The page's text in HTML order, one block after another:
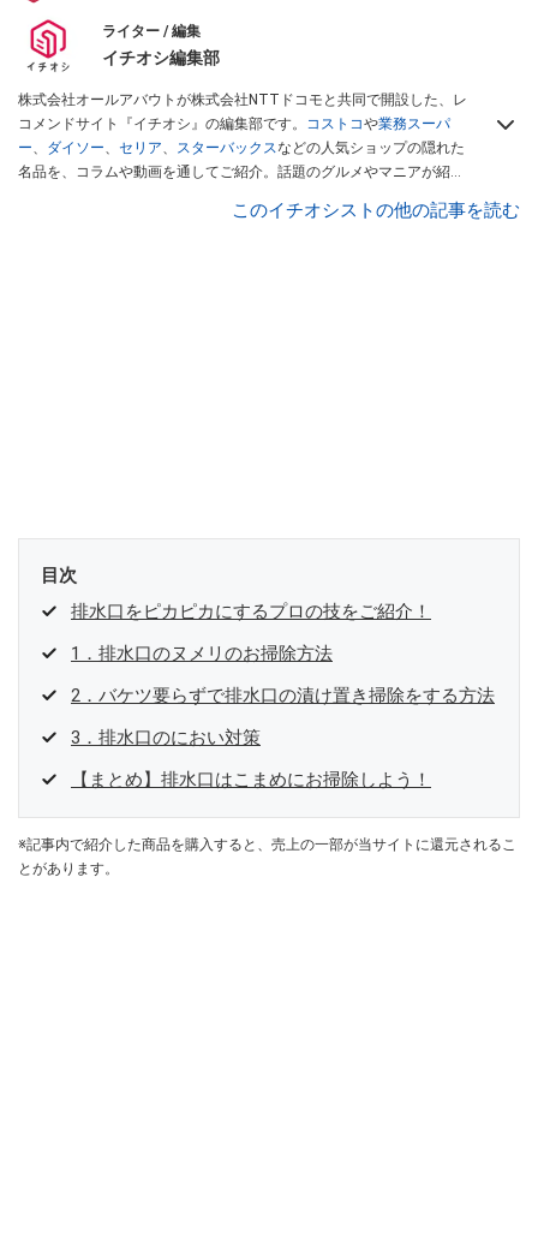
ライター / 編集
イチオシ編集部
株式会社オールアバウトが株式会社NTTドコモと共同で開設した、レ
コメンドサイト『イチオシ』の編集部です。 コストコや業務スーパ
ー、 ダイソー、 セリア、 スターバックスなどの人気ショップの隠れた
名品を、コラムや動画を通してご紹介。話題のグルメやマニアが紹介
インフルエンサーが実際に使用してレビューしています。毎日トレン
このイチオシストの他の記事を読む
目次
排水口をピカピカにするプロの技をご紹介！
1．排水口のヌメリのお掃除方法
2．バケツ要らずで排水口の漬け置き掃除をする方法
3．排水口のにおい対策
【まとめ】排水口はこまめにお掃除しよう！
※記事内で紹介した商品を購入すると、売上の一部が当サイトに還元されるこ
とがあります。